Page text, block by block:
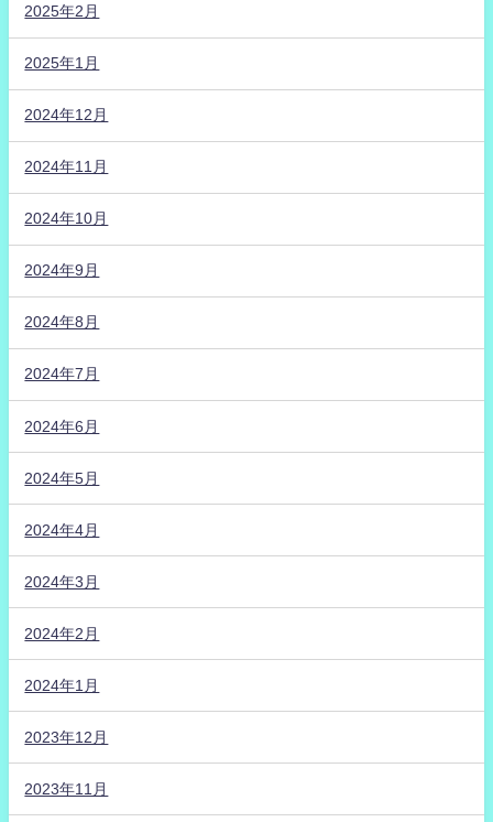
2025年2月
2025年1月
2024年12月
2024年11月
2024年10月
2024年9月
2024年8月
2024年7月
2024年6月
2024年5月
2024年4月
2024年3月
2024年2月
2024年1月
2023年12月
2023年11月